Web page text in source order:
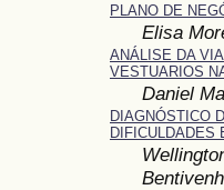
PLANO DE
Elisa
ANÁLISE DA
VESTUARIOS
Daniel
DIAGNÓSTICO
DIFICULDADES